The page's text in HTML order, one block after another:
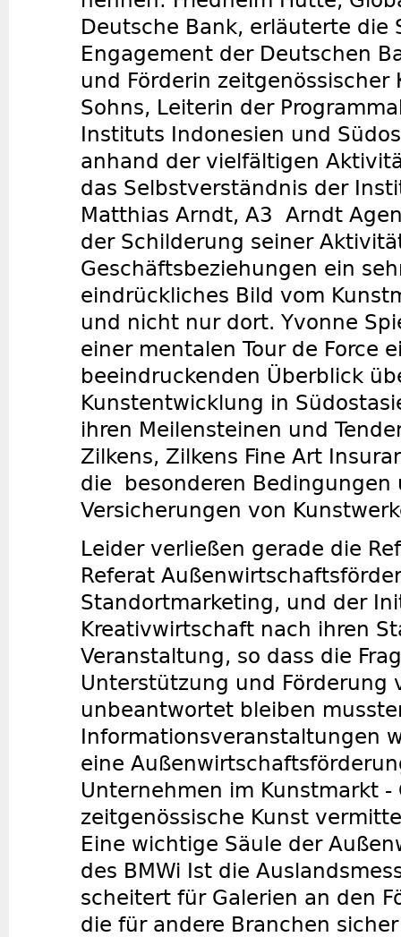
Deutsche Bank, erläuterte die
Engagement der Deutschen
und Förderin zeitgenössischer
Sohns, Leiterin der
Instituts Indonesien und
anhand der vielfältigen
das Selbstverständnis der
Matthias Arndt, A3 Arndt
der Schilderung seiner
Geschäftsbeziehungen ein
eindrückliches Bild vom
und nicht nur dort. Yvonne
einer mentalen Tour de Force
beeindruckenden Überblick
Kunstentwicklung in
ihren Meilensteinen und
Zilkens, Zilkens Fine Art
die besonderen Bedingungen
Versicherungen von
Leider verließen gerade die
Referat
Standortmarketing, und der
Kreativwirtschaft nach ihren
Veranstaltung, so dass die
Unterstützung und Förderung
unbeantwortet bleiben
Informationsveranstaltungen
eine
Unternehmen im Kunstmarkt -
zeitgenössische Kunst
Eine wichtige Säule der
des BMWi Ist die
scheitert für Galerien an den
die für andere Branchen